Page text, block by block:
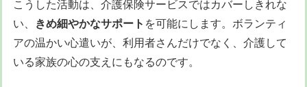
こうした活動は、介護保険サービスではカバーしきれな
い、 きめ細やかなサポート を可能にします。ボランティ
アの温かい心遣いが、利用者さんだけでなく、介護して
いる家族の心の支えにもなるのです。